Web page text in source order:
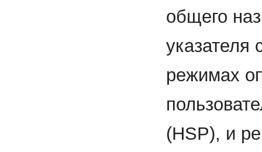
общего
указателя
режимах
(HSP), и